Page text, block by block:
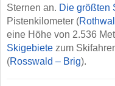
Sternen an. Die größten
Pistenkilometer (
eine Höhe von 2.536
Skigebiete zum
(Rosswald – Brig).